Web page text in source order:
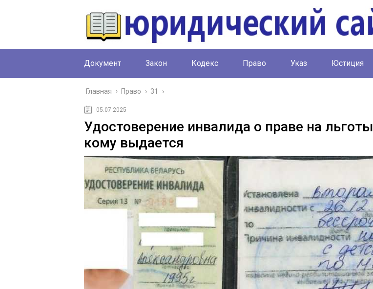
Документ Закон Кодекс Право Указ Юстиция
Главная › Право › 31 ›
05.07.2025
Удостоверение инвалида о праве на льготы
кому выдается